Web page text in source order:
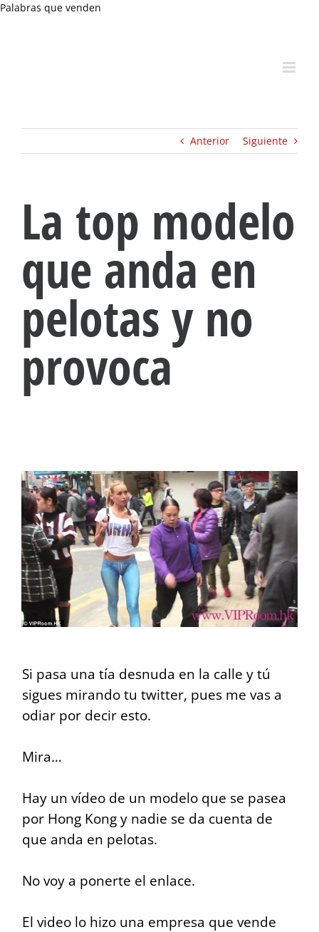
Palabras que venden
Anterior Siguiente
La top modelo
que anda en
pelotas y no
provoca
View
Larger
Image
Si pasa una tía desnuda en la calle y tú
sigues mirando tu twitter, pues me vas a
odiar por decir esto.
Mira…
Hay un vídeo de un modelo que se pasea
por Hong Kong y nadie se da cuenta de
que anda en pelotas.
No voy a ponerte el enlace.
El video lo hizo una empresa que vende